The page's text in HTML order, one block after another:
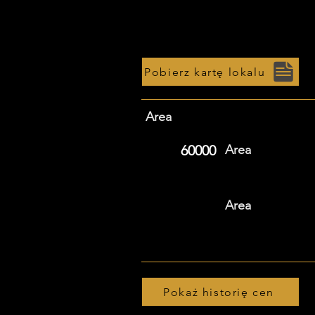
Pobierz kartę lokalu
Area
60000 Area
Area
Pokaż historię cen